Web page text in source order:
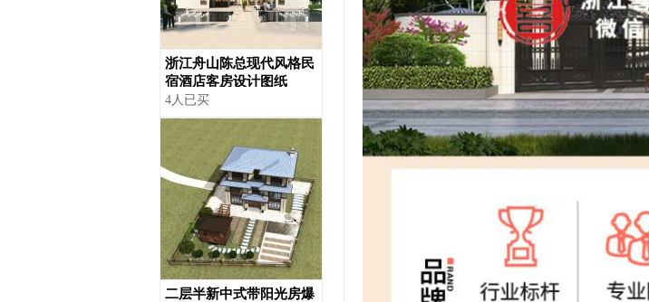
浙江舟山陈总现代风格民
宿酒店客房设计图纸
4人已买
二层半新中式带阳光房爆